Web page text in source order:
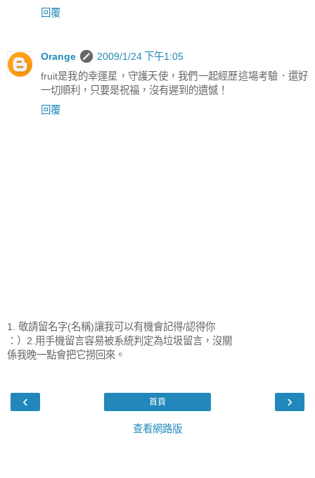
回覆
Orange
2009/1/24 下午1:05
fruit是我的幸運星，守護天使，我們一起經歷這場考驗．還好
一切順利，只要是祝福，沒有遲到的遺憾！
回覆
1. 敬請留名字(名稱)讓我可以有機會記得/認得你
：）2.用手機留言容易被系統判定為垃圾留言，沒關
係我晚一點會把它撈回來。
‹ ›
首頁
查看網路版